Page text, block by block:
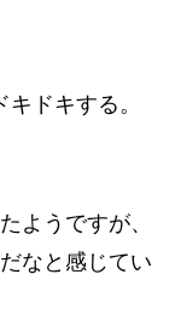
ドキする。
ようですが、
なと感じてい